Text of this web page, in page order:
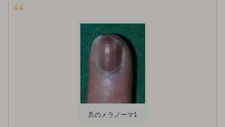
爪のメラノーマ1